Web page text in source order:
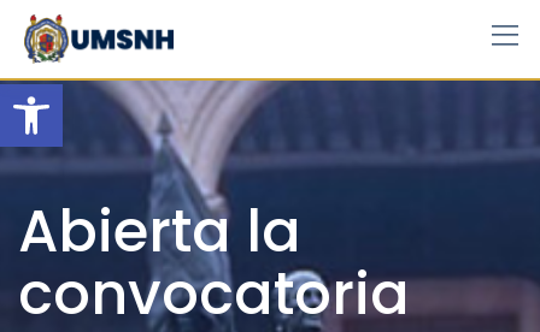
Open toolbar
Skip
content
Abierta la
convocatoria